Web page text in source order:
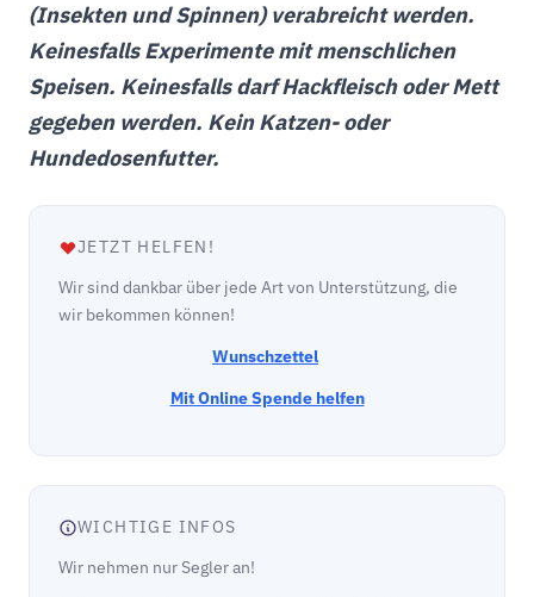
(Insekten und Spinnen) verabreicht werden.
Keinesfalls Experimente mit menschlichen
Speisen. Keinesfalls darf Hackfleisch oder Mett
gegeben werden. Kein Katzen- oder
Hundedosenfutter.
JETZT HELFEN!
Wir sind dankbar über jede Art von Unterstützung, die
wir bekommen können!
Wunschzettel
Mit Online Spende helfen
WICHTIGE INFOS
Wir nehmen nur Segler an!